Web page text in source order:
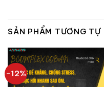
SẢN PHẨM TƯƠNG TỰ
-12%